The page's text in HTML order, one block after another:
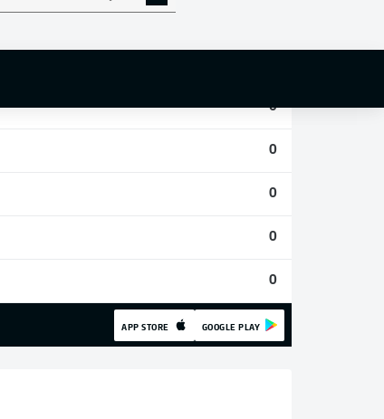
0
0
0
0
0
APP STORE GOOGLE PLAY